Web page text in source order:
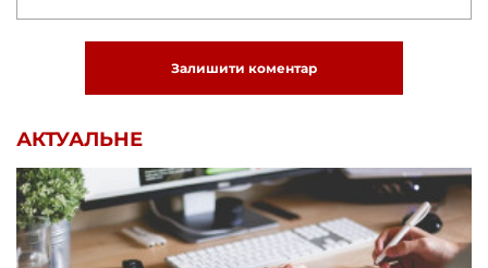
Залишити коментар
АКТУАЛЬНЕ